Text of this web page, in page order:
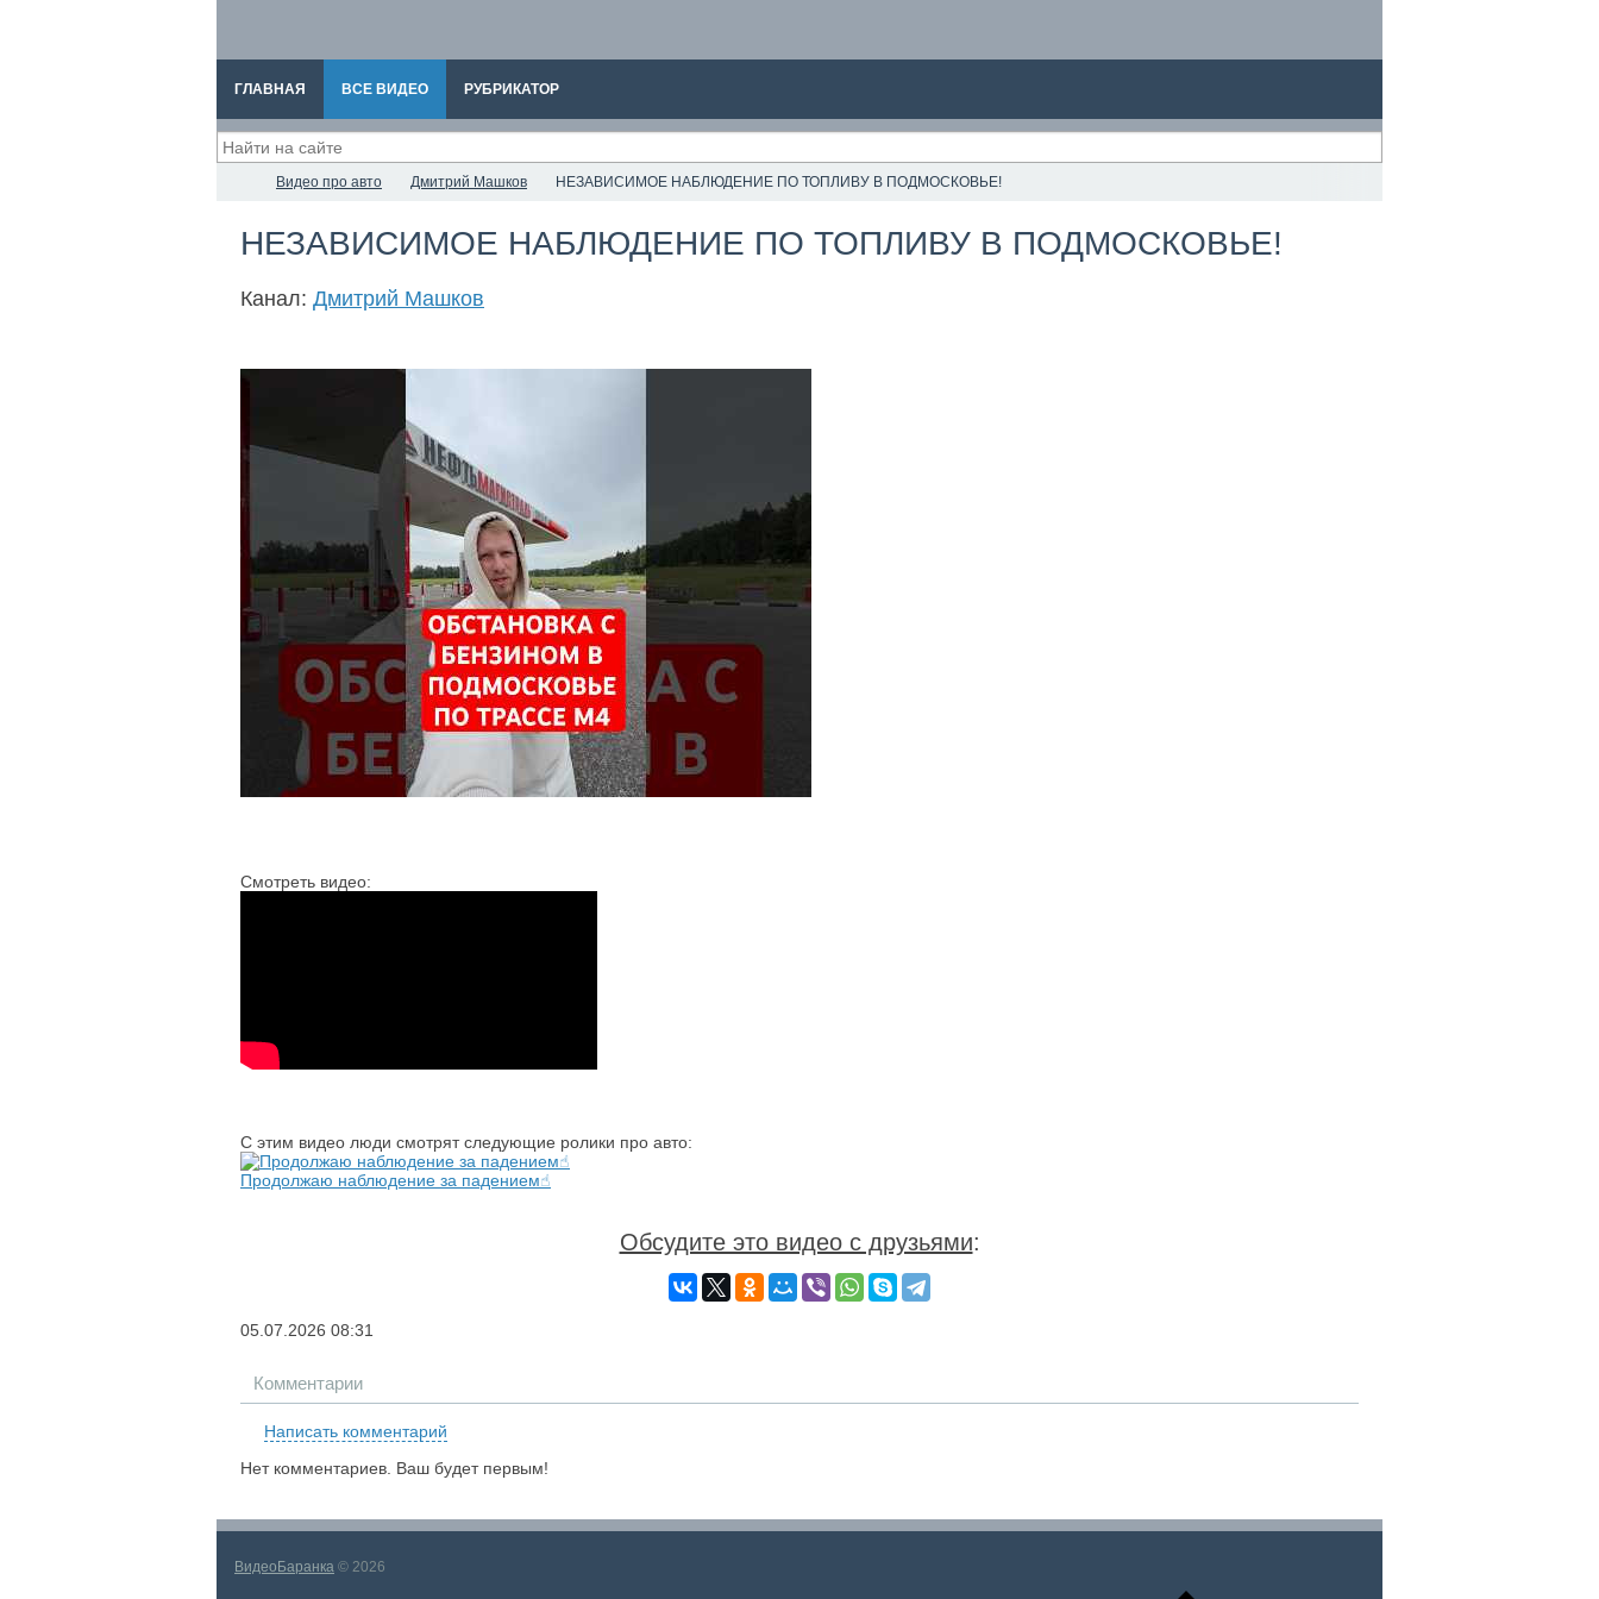
ГЛАВНАЯ ВСЕ ВИДЕО РУБРИКАТОР
Видео про авто Дмитрий Машков НЕЗАВИСИМОЕ НАБЛЮДЕНИЕ ПО ТОПЛИВУ В ПОДМОСКОВЬЕ!
НЕЗАВИСИМОЕ НАБЛЮДЕНИЕ ПО ТОПЛИВУ В ПОДМОСКОВЬЕ!
Канал: Дмитрий Машков
Смотреть видео:
С этим видео люди смотрят следующие ролики про авто:
Продолжаю наблюдение за падением☝️
Обсудите это видео с друзьями:
05.07.2026 08:31
Комментарии
Написать комментарий
Нет комментариев. Ваш будет первым!
ВидеоБаранка © 2026